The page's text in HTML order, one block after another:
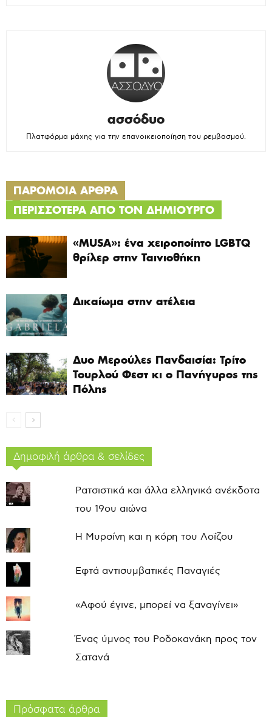
ασσόδυο
Πλατφόρμα μάχης για την επανοικειοποίηση του ρεμβασμού.
ΠΑΡΟΜΟΙΑ ΑΡΘΡΑ
ΠΕΡΙΣΣΟΤΕΡΑ ΑΠΟ ΤΟΝ ΔΗΜΙΟΥΡΓΟ
«MUSA»: ένα χειροποίητο LGBTQ
θρίλερ στην Ταινιοθήκη
Δικαίωμα στην ατέλεια
Δυο Μερούλες Πανδαισία: Τρίτο
Τουρλού Φεστ κι ο Πανήγυρος της
Πόλης
Δημοφιλή άρθρα & σελίδες
Ρατσιστικά και άλλα ελληνικά ανέκδοτα
του 19ου αιώνα
Η Μυρσίνη και η κόρη του Λοΐζου
Εφτά αντισυμβατικές Παναγιές
«Αφού έγινε, μπορεί να ξαναγίνει»
Ένας ύμνος του Ροδοκανάκη προς τον
Σατανά
Πρόσφατα άρθρα